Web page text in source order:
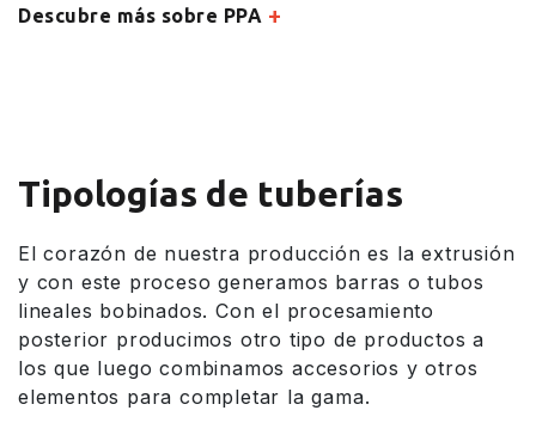
Descubre más sobre PPA +
Tipologías de tuberías
El corazón de nuestra producción es la extrusión
y con este proceso generamos barras o tubos
lineales bobinados. Con el procesamiento
posterior producimos otro tipo de productos a
los que luego combinamos accesorios y otros
elementos para completar la gama.